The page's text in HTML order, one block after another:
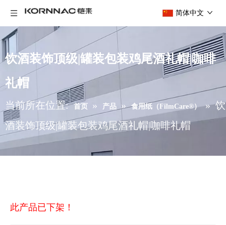
简体中文
饮酒装饰顶级|罐装包装鸡尾酒礼帽|咖啡
礼帽
当前所在位置: 首页 » 产品 » 食用纸（FilmCare®） » 饮
酒装饰顶级|罐装包装鸡尾酒礼帽|咖啡礼帽
此产品已下架！